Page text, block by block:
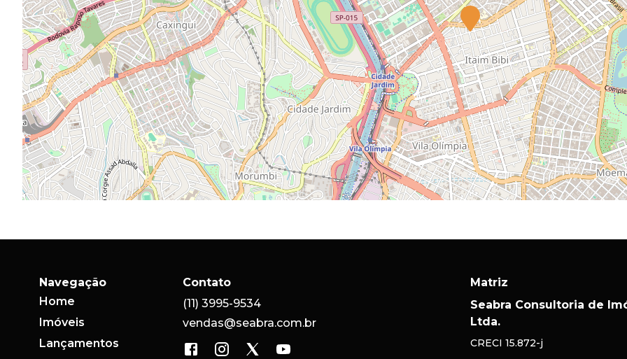
Navegação
Home
Imóveis
Lançamentos
Contato
(11) 3995-9534
vendas@seabra.com.br
Matriz
Seabra Consultoria de
Ltda.
CRECI 15.872-j